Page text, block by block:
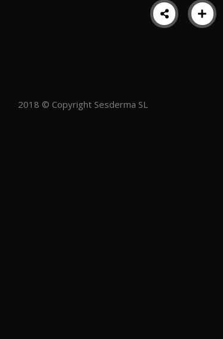
2018 © Copyright Sesderma SL